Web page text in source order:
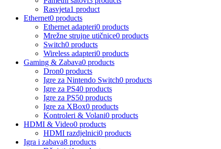
Rasvjeta1 product
Ethernet0 products
Ethernet adapteri0 products
Mrežne strujne utičnice0 products
Switch0 products
Wireless adapteri0 products
Gaming & Zabava0 products
Dron0 products
Igre za Nintendo Switch0 products
Igre za PS40 products
Igre za PS50 products
Igre za XBox0 products
Kontroleri & Volani0 products
HDMI & Video0 products
HDMI razdjelnici0 products
Igra i zabava8 products